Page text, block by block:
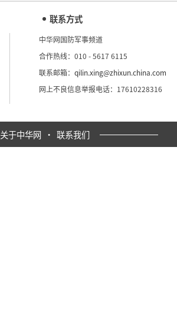
联系方式
中华网国防军事频道
合作热线：010 - 5617 6115
联系邮箱：qilin.xing@zhixun.china.com
网上不良信息举报电话：17610228316
关于中华网 · 联系我们